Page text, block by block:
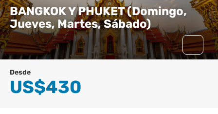
BANGKOK Y PHUKET (Domingo,
Jueves, Martes, Sábado)
Desde
US$430